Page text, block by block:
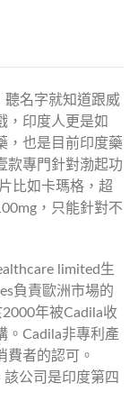
聽名字就知道跟威
，印度人更是如
，也是目前印度藥
款專門針對渤起功
比如卡瑪格，超
，只能針對不
limited生
負責歐洲市場的
年被Cadila收
。Cadila非專利產
費者的認可。
公司是印度第四